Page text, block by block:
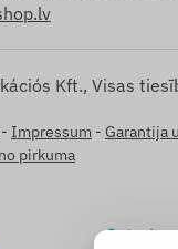
Kft., Visas
- Impressum - Garantija
pirkuma